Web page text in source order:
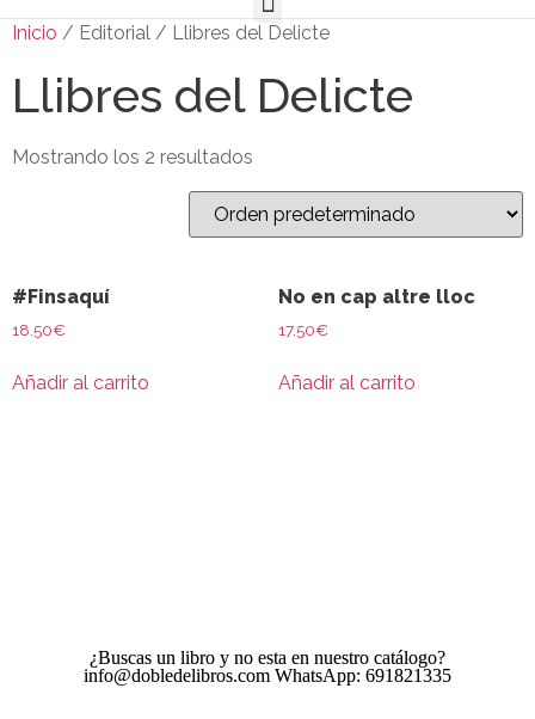
Inicio / Editorial / Llibres del Delicte
Llibres del Delicte
Mostrando los 2 resultados
#Finsaquí
18.50€
Añadir al carrito
No en cap altre lloc
17.50€
Añadir al carrito
¿Buscas un libro y no esta en nuestro catálogo?
info@dobledelibros.com WhatsApp: 691821335